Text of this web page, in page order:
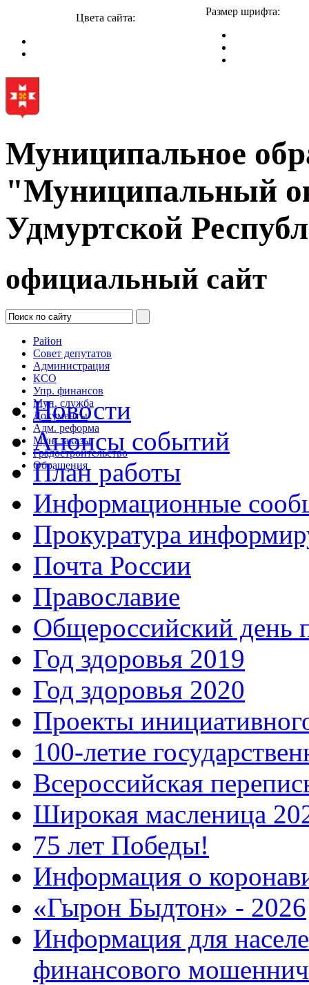
Цвета сайта:
Размер шрифта:
Муниципальное
"Муниципальный
Удмуртской
официальный сайт
Район
Совет депутатов
Администрация
КСО
Упр. финансов
Мун. служба
Документы
Адм. реформа
Мун. заказы
Градостроительство
Обращения
Новости
Анонсы событий
План работы
Информационные
Прокуратура
Почта России
Православие
Общероссийский день
Год здоровья 2019
Год здоровья 2020
Проекты
100-летие
Всероссийская
Широкая масленица
75 лет Победы!
Информация о
«Гырон Быдтон» - 2026
Информация для
финансового